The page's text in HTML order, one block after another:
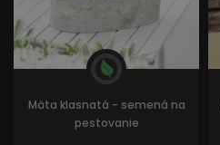
Mäta klasnatá - semená na
pestovanie